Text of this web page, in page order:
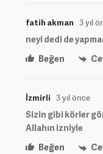
fatih akman 3 yıl
neyi dedi de
Beğen
İzmirli 3 yıl önce
Sizin gibi körler
Allahın izniyle
Beğen